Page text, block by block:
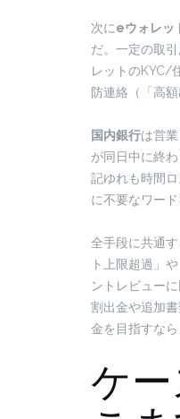
次にeウォレッ
だ。一定の取
レットのKYC/
防連絡（「高
国内銀行は営
が同日中に終
記ゆれも時間
に不要なワー
全手段に共通す
ト上限超過」
ントレビューに
割出金や追加
金を目指すな
ケ